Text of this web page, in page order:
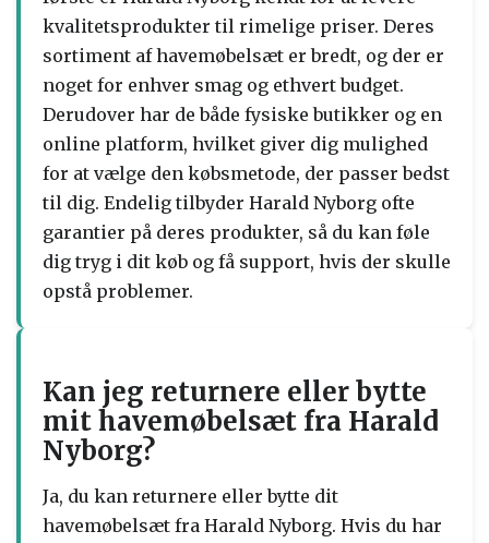
kvalitetsprodukter til rimelige priser. Deres
sortiment af havemøbelsæt er bredt, og der er
noget for enhver smag og ethvert budget.
Derudover har de både fysiske butikker og en
online platform, hvilket giver dig mulighed
for at vælge den købsmetode, der passer bedst
til dig. Endelig tilbyder Harald Nyborg ofte
garantier på deres produkter, så du kan føle
dig tryg i dit køb og få support, hvis der skulle
opstå problemer.
Kan jeg returnere eller bytte
mit havemøbelsæt fra Harald
Nyborg?
Ja, du kan returnere eller bytte dit
havemøbelsæt fra Harald Nyborg. Hvis du har